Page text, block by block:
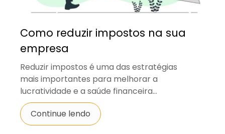
Como reduzir impostos na sua
empresa
Reduzir impostos é uma das estratégias
mais importantes para melhorar a
lucratividade e a saúde financeira...
Continue lendo